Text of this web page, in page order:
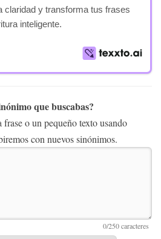
claridad y transforma tus frases
inteligente.
que buscabas?
o un pequeño texto usando
con nuevos sinónimos.